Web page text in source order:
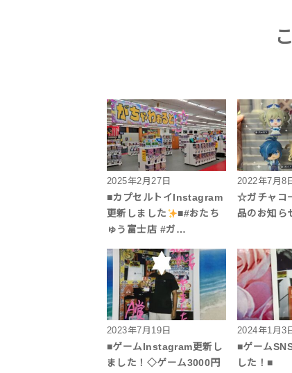
2025年2月27日
■カプセルトイInstagram
更新しました
■#おたち
ゅう富士店 #ガ…
2022年7月8
☆ガチャコ
品のお知
2023年7月19日
■ゲームInstagram更新し
ました！◇ゲーム3000円
2024年1月3
■ゲーム
した！■